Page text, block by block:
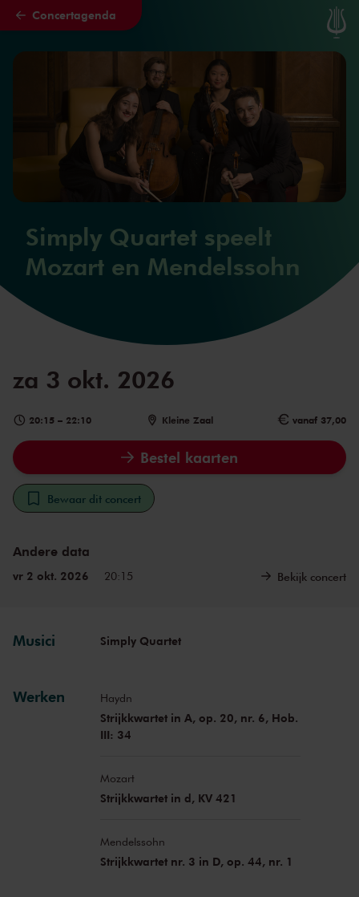
Naar hoofdcontent
Concertagenda
Simply Quartet speelt
Mozart en Mendelssohn
za 3 okt. 2026
20:15 – 22:10 Kleine Zaal vanaf 37,00
Bestel kaarten
Bewaar dit concert
Andere data
vr 2 okt. 2026 20:15 Bekijk concert
Musici Simply Quartet
Werken Haydn
Strijkkwartet in A, op. 20, nr. 6, Hob.
III: 34
Mozart
Strijkkwartet in d, KV 421
Mendelssohn
Strijkkwartet nr. 3 in D, op. 44, nr. 1